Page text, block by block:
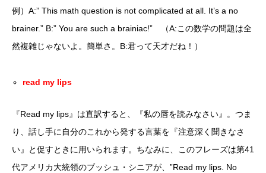
例）A:” This math question is not complicated at all. It’s a no
brainer.” B:” You are such a brainiac!” （A:この数学の問題は全
然複雑じゃないよ。簡単さ。B:君って天才だね！）
read my lips
『Read my lips』は直訳すると、『私の唇を読みなさい』。つま
り、話し手に自分のこれから発する言葉を『注意深く聞きなさ
い』と促すときに用いられます。ちなみに、このフレーズは第41
代アメリカ大統領のブッシュ・シニアが、”Read my lips. No